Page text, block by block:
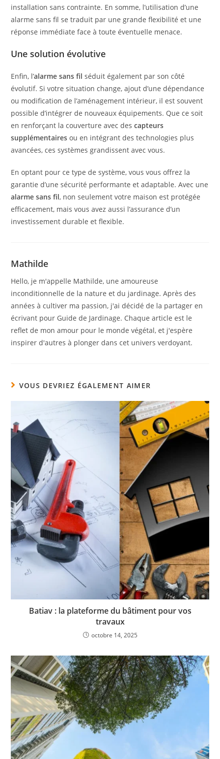
installation sans contrainte. En somme, l’utilisation d’une
alarme sans fil se traduit par une grande flexibilité et une
réponse immédiate face à toute éventuelle menace.
Une solution évolutive
Enfin, l’alarme sans fil séduit également par son côté
évolutif. Si votre situation change, ajout d’une dépendance
ou modification de l’aménagement intérieur, il est souvent
possible d’intégrer de nouveaux équipements. Que ce soit
en renforçant la couverture avec descapteurs
supplémentaires ou en intégrant des technologies plus
avancées, ces systèmes grandissent avec vous.
En optant pour ce type de système, vous vous offrez la
garantie d’une sécurité performante et adaptable. Avec une
alarme sans fil, non seulement votre maison est protégée
efficacement, mais vous avez aussi l’assurance d’un
investissement durable et flexible.
Mathilde
Hello, je m'appelle Mathilde, une amoureuse
inconditionnelle de la nature et du jardinage. Après des
années à cultiver ma passion, j'ai décidé de la partager en
écrivant pour Guide de Jardinage. Chaque article est le
reflet de mon amour pour le monde végétal, et j'espère
inspirer d'autres à plonger dans cet univers verdoyant.
VOUS DEVRIEZ ÉGALEMENT AIMER
Batiav : la plateforme du bâtiment pour vos
travaux
octobre 14, 2025